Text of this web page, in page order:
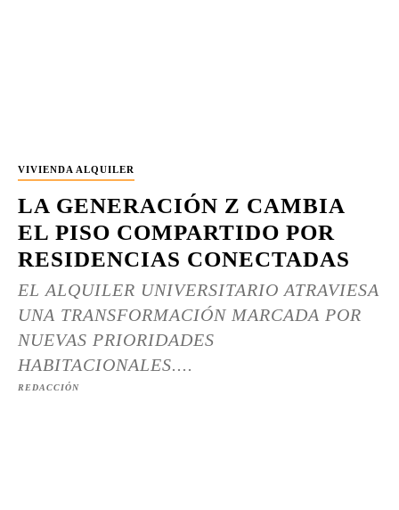
VIVIENDA ALQUILER
LA GENERACIÓN Z CAMBIA
EL PISO COMPARTIDO POR
RESIDENCIAS CONECTADAS
EL ALQUILER UNIVERSITARIO ATRAVIESA
UNA TRANSFORMACIÓN MARCADA POR
NUEVAS PRIORIDADES
HABITACIONALES....
REDACCIÓN